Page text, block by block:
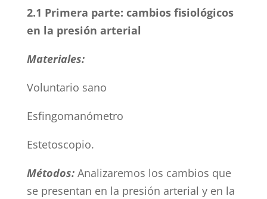
2.1 Primera parte: cambios fisiológicos
en la presión arterial
Materiales:
Voluntario sano
Esfingomanómetro
Estetoscopio.
Métodos:Analizaremos los cambios que
se presentan en la presión arterial y en la